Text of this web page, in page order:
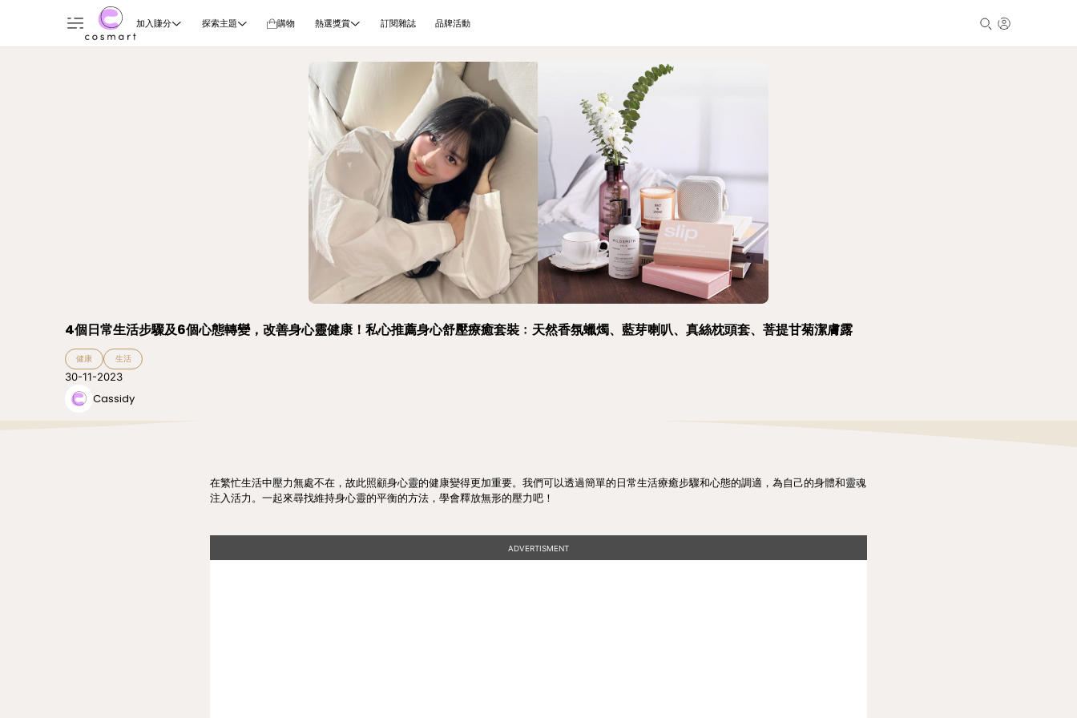
加入賺分 探索主題 購物 熱選獎賞 訂閱雜誌 品牌活動
4個日常生活步驟及6個心態轉變，改善身心靈健康！私心推薦身心舒壓療癒套裝﹕天然香氛蠟燭、藍芽喇叭、真絲枕頭套、菩提甘菊潔膚露
健康 生活
30-11-2023
Cassidy
在繁忙生活中壓力無處不在，故此照顧身心靈的健康變得更加重要。我們可以透過簡單的日常生活療癒步驟和心態的調適，為自己的身體和靈魂
注入活力。一起來尋找維持身心靈的平衡的方法，學會釋放無形的壓力吧！
ADVERTISMENT